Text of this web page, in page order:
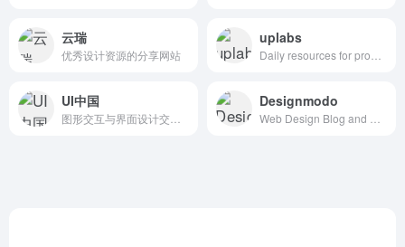
云瑞
优秀设计资源的分享网站
uplabs
UI中国 Designmodo